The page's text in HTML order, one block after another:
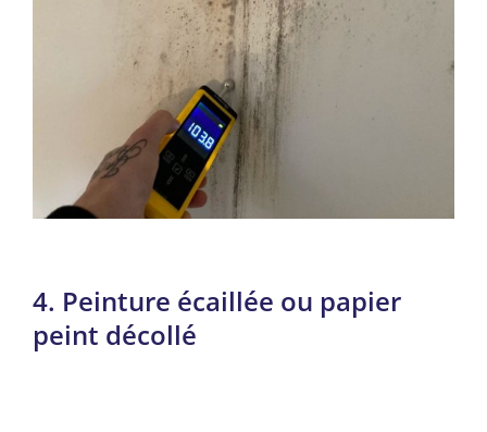
4. Peinture écaillée ou papier
peint décollé